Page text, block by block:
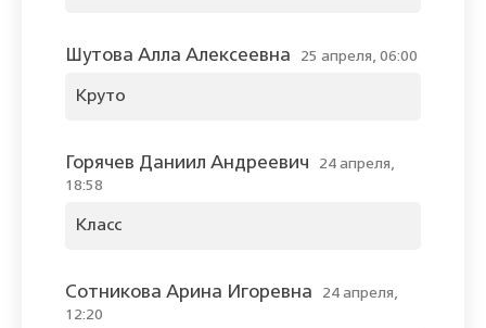
Шутова Алла Алексеевна 25 апреля, 06:00
Круто
Горячев Даниил Андреевич
24 апреля,
18:58
Класс
Сотникова Арина Игоревна
24 апреля,
12:20